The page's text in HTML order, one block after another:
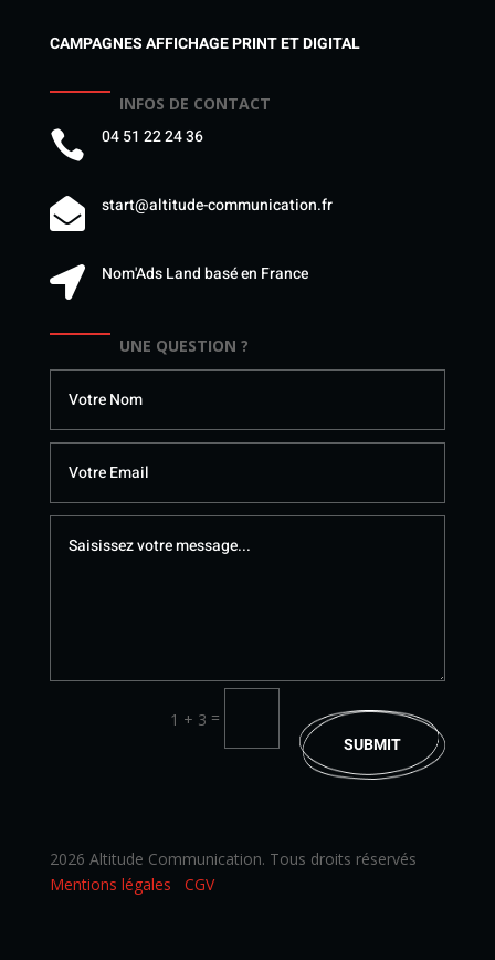
CAMPAGNES AFFICHAGE PRINT ET DIGITAL
INFOS DE CONTACT
 04 51 22 24 36
 start@altitude-communication.fr
 Nom'Ads Land basé en France
UNE QUESTION ?
1 + 3 =
SUBMIT
2026 Altitude Communication. Tous droits réservés
Mentions légales
CGV